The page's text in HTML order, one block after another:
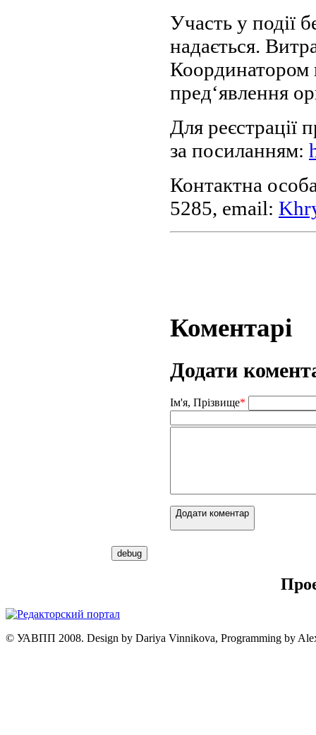
Участь у події
надається.
Координатором
пред‘явлення
Для реєстрації
за посиланням:
Контактна
5285, email:
Коментарі
Додати
Ім'я, Прізвище*
Додати коментар
© УАВПП 2008. Design by Dariya Vinnikova, Programming by